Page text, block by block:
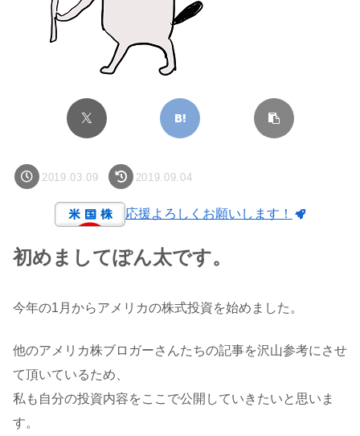
2019.03.09 2019.09.04
応援よろしくお願いします！
初めましてぽん太です。
今年の1月からアメリカの株式投資を始めました。
他のアメリカ株ブロガーさんたちの記事を沢山参考にさせ
て頂いているため、
私も自分の投資内容をここで公開していきたいと思いま
す。